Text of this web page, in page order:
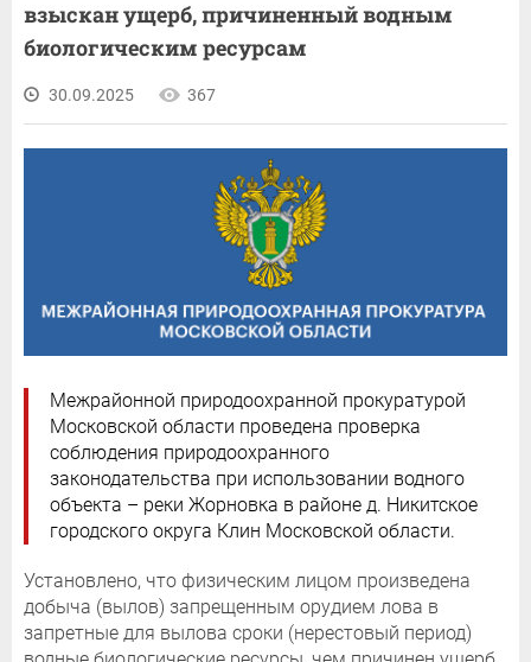
взыскан ущерб, причиненный водным
биологическим ресурсам
30.09.2025 367
Межрайонной природоохранной прокуратурой
Московской области проведена проверка
соблюдения природоохранного
законодательства при использовании водного
объекта – реки Жорновка в районе д. Никитское
городского округа Клин Московской области.
Установлено, что физическим лицом произведена
добыча (вылов) запрещенным орудием лова в
запретные для вылова сроки (нерестовый период)